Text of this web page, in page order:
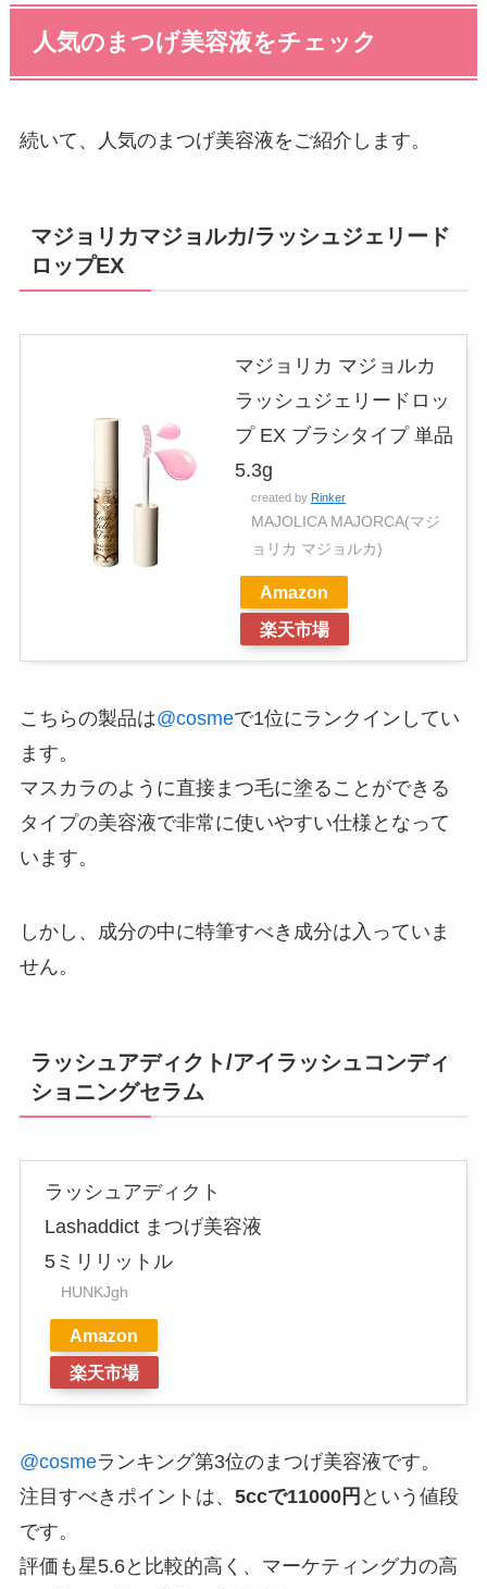
人気のまつげ美容液をチェック
続いて、人気のまつげ美容液をご紹介します。
マジョリカマジョルカ/ラッシュジェリード
ロップEX
マジョリカ マジョルカ
ラッシュジェリードロッ
プ EX ブラシタイプ 単品
5.3g
created by Rinker
MAJOLICA MAJORCA(マジ
ョリカ マジョルカ)
Amazon
楽天市場
こちらの製品は@cosmeで1位にランクインしてい
ます。
マスカラのように直接まつ毛に塗ることができる
タイプの美容液で非常に使いやすい仕様となって
います。
しかし、成分の中に特筆すべき成分は入っていま
せん。
ラッシュアディクト/アイラッシュコンディ
ショニングセラム
ラッシュアディクト
Lashaddict まつげ美容液
5ミリリットル
HUNKJgh
Amazon
楽天市場
@cosmeランキング第3位のまつげ美容液です。
注目すべきポイントは、 5ccで11000円 という値段
です。
評価も星5.6と比較的高く、マーケティング力の高